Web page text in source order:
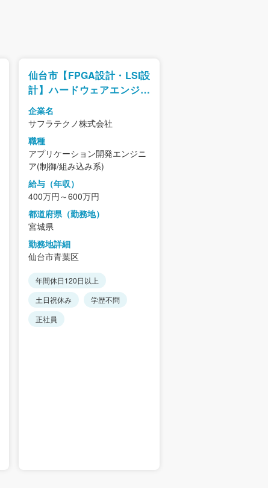
仙台市【FPGA設計・LSI設
計】ハードウェアエンジニ
ア募集／リモート勤務可
企業名
サフラテクノ株式会社
職種
アプリケーション開発エンジニ
ア(制御/組み込み系)
給与（年収）
400万円～600万円
都道府県（勤務地）
宮城県
勤務地詳細
仙台市青葉区
年間休日120日以上
土日祝休み
学歴不問
正社員